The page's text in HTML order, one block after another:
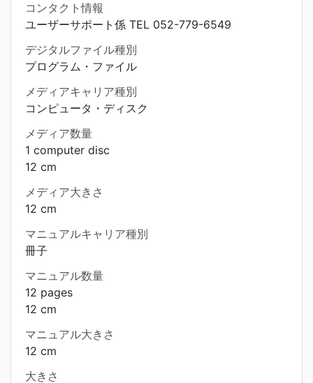
コンタクト情報
ユーザーサポート係 TEL 052-779-6549
デジタルファイル種別
プログラム・ファイル
メディアキャリア種別
コンピュータ・ディスク
メディア数量
1 computer disc
12 cm
メディア大きさ
12 cm
マニュアルキャリア種別
冊子
マニュアル数量
12 pages
12 cm
マニュアル大きさ
12 cm
大きさ